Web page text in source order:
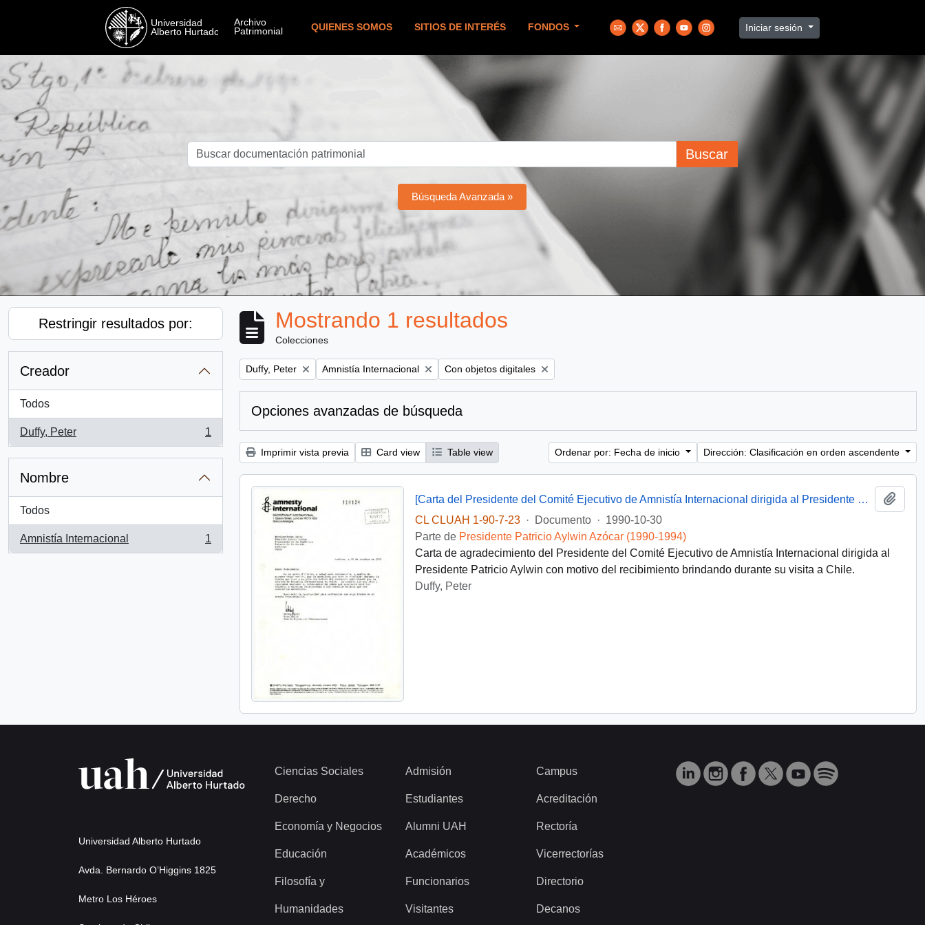
QUIENES SOMOS SITIOS DE INTERÉS FONDOS Iniciar sesión
Buscar
Búsqueda Avanzada »
Restringir resultados por:
Creador
Todos
Duffy, Peter
, 1 resultados
1
Nombre
Todos
Amnistía Internacional
, 1 resultados
1
Mostrando 1 resultados
Colecciones
Remove filter:
Duffy, Peter Remove filter:
Amnistía Internacional Remove filter:
Con objetos digitales
Opciones avanzadas de búsqueda
Imprimir vista previa Card view Table view Ordenar por: Fecha de inicio Dirección: Clasificación en orden ascendente
[Carta del Presidente del Comité Ejecutivo de Amnistía Internacional dirigida al Presidente Patricio Aylwin]
CL CLUAH 1-90-7-23
· Documento · 1990-10-30
Parte de Presidente Patricio Aylwin Azócar (1990-1994)
Carta de agradecimiento del Presidente del Comité Ejecutivo de Amnistía Internacional dirigida al
Presidente Patricio Aylwin con motivo del recibimiento brindando durante su visita a Chile.
Duffy, Peter
Universidad Alberto Hurtado
Avda. Bernardo O’Higgins 1825
Metro Los Héroes
Ciencias Sociales
Derecho
Economía y Negocios
Educación
Filosofía y
Humanidades
Admisión
Estudiantes
Alumni UAH
Académicos
Funcionarios
Visitantes
Campus
Acreditación
Rectoría
Vicerrectorías
Directorio
Decanos